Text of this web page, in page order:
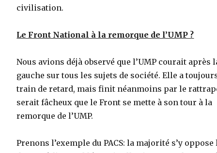
civilisation.
Le Front National à la remorque de l’UMP ?
Nous avions déjà observé que l’UMP courait après
gauche sur tous les sujets de société. Elle a
train de retard, mais finit néanmoins par le
serait fâcheux que le Front se mette à son tour à la
remorque de l’UMP.
Prenons l’exemple du PACS: la majorité s’y